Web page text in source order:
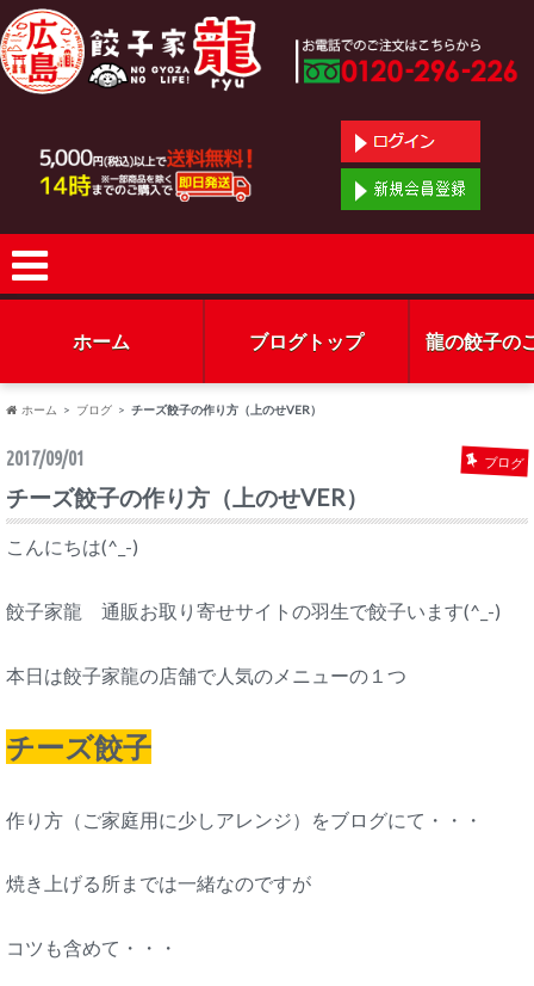
ホーム ブログトップ 龍の餃子の
ホーム ブログ チーズ餃子の作り方（上のせVER）
2017/09/01 ブログ
チーズ餃子の作り方（上のせVER）
こんにちは(^_-)
餃子家龍 通販お取り寄せサイトの羽生で餃子います(^_-)
本日は餃子家龍の店舗で人気のメニューの１つ
チーズ餃子
作り方（ご家庭用に少しアレンジ）をブログにて・・・
焼き上げる所までは一緒なのですが
コツも含めて・・・